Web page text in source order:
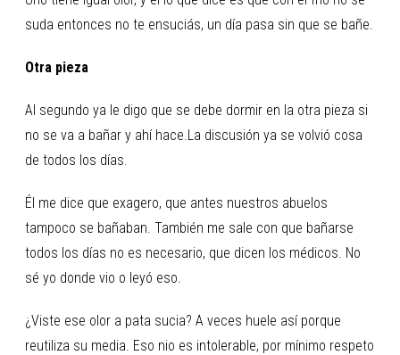
suda entonces no te ensuciás, un día pasa sin que se bañe.
Otra pieza
Al segundo ya le digo que se debe dormir en la otra pieza si
no se va a bañar y ahí hace.La discusión ya se volvió cosa
de todos los días.
Él me dice que exagero, que antes nuestros abuelos
tampoco se bañaban. También me sale con que bañarse
todos los días no es necesario, que dicen los médicos. No
sé yo donde vio o leyó eso.
¿Viste ese olor a pata sucia? A veces huele así porque
reutiliza su media. Eso nio es intolerable, por mínimo respeto